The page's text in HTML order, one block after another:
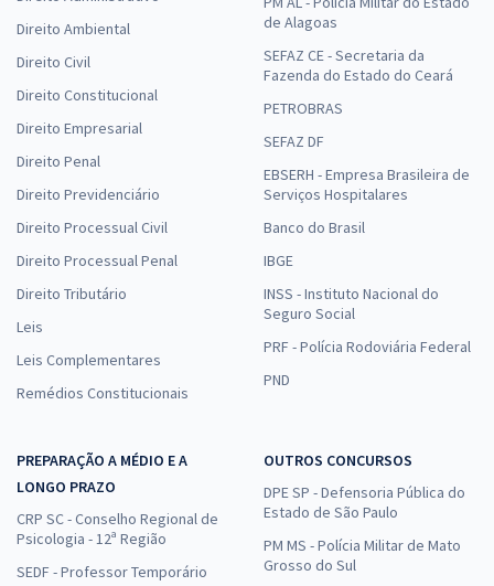
Direito Ambiental
Direito Civil
Direito Constitucional
Direito Empresarial
Direito Penal
Direito Previdenciário
Direito Processual Civil
Direito Processual Penal
Direito Tributário
Leis
Leis Complementares
Remédios Constitucionais
de Alagoas
SEFAZ CE - Secretaria da
Fazenda do Estado do Ceará
PETROBRAS
SEFAZ DF
EBSERH - Empresa Brasileira de
Serviços Hospitalares
Banco do Brasil
IBGE
INSS - Instituto Nacional do
Seguro Social
PRF - Polícia Rodoviária Federal
PND
PREPARAÇÃO A MÉDIO E A
LONGO PRAZO
CRP SC - Conselho Regional de
Psicologia - 12ª Região
SEDF - Professor Temporário
OUTROS CONCURSOS
DPE SP - Defensoria Pública do
Estado de São Paulo
PM MS - Polícia Militar de Mato
Grosso do Sul